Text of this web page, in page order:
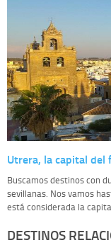
Utrera, la capital del
Buscamos destinos con
sevillanas. Nos vamos
está considerada la
DESTINOS